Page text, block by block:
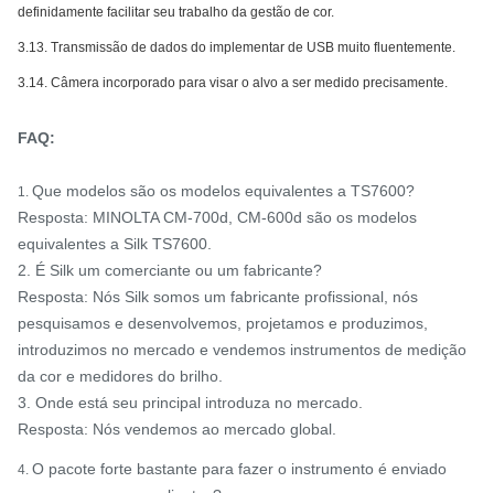
definidamente facilitar seu trabalho da gestão de cor.
3.13. Transmissão de dados do implementar de USB muito fluentemente.
3.14. Câmera incorporado para visar o alvo a ser medido precisamente.
FAQ:
1. Que modelos são os modelos equivalentes a TS7600?
Resposta: MINOLTA CM-700d, CM-600d são os modelos
equivalentes a Silk TS7600.
2. É Silk um comerciante ou um fabricante?
Resposta: Nós Silk somos um fabricante profissional, nós
pesquisamos e desenvolvemos, projetamos e produzimos,
introduzimos no mercado e vendemos instrumentos de medição
da cor e medidores do brilho.
3. Onde está seu principal introduza no mercado.
Resposta: Nós vendemos ao mercado global.
4. O pacote forte bastante para fazer o instrumento é enviado